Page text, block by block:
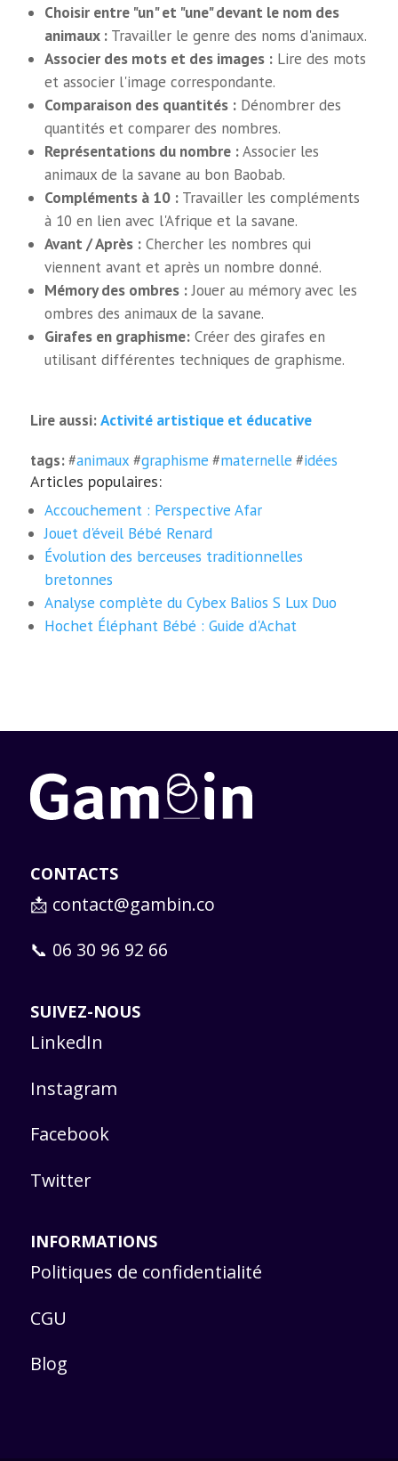
Choisir entre "un" et "une" devant le nom des
animaux : Travailler le genre des noms d'animaux.
Associer des mots et des images : Lire des mots
et associer l'image correspondante.
Comparaison des quantités : Dénombrer des
quantités et comparer des nombres.
Représentations du nombre :Associer les
animaux de la savane au bon Baobab.
Compléments à 10 : Travailler les compléments
à 10 en lien avec l'Afrique et la savane.
Avant / Après : Chercher les nombres qui
viennent avant et après un nombre donné.
Mémory des ombres :Jouer au mémory avec les
ombres des animaux de la savane.
Girafes en graphisme: Créer des girafes en
utilisant différentes techniques de graphisme.
Lire aussi:Activité artistique et éducative
tags:#animaux #graphisme #maternelle #idées
Articles populaires:
Accouchement : Perspective Afar
Jouet d'éveil Bébé Renard
Évolution des berceuses traditionnelles
bretonnes
Analyse complète du Cybex Balios S Lux Duo
Hochet Éléphant Bébé : Guide d'Achat
CONTACTS
📩 contact@gambin.co
📞 06 30 96 92 66
SUIVEZ-NOUS
LinkedIn
Instagram
Facebook
Twitter
INFORMATIONS
Politiques de confidentialité
CGU
Blog